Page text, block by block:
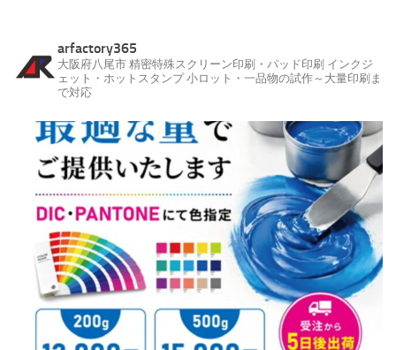
arfactory365
大阪府八尾市 精密特殊スクリーン印刷・パッド印刷 インクジ
ェット・ホットスタンプ小ロット・一品物の試作～大量印刷ま
で対応